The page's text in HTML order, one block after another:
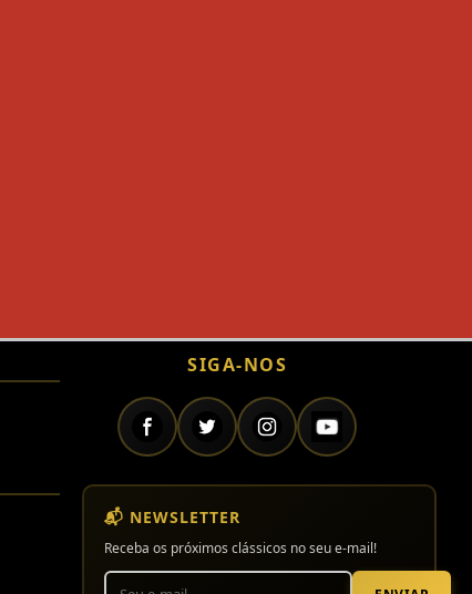
SIGA-NOS
📬 NEWSLETTER
Receba os próximos clássicos no seu e-mail!